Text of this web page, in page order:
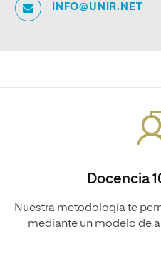
INFO@UNIR.NET
Docencia
Nuestra metodología te
mediante un modelo de